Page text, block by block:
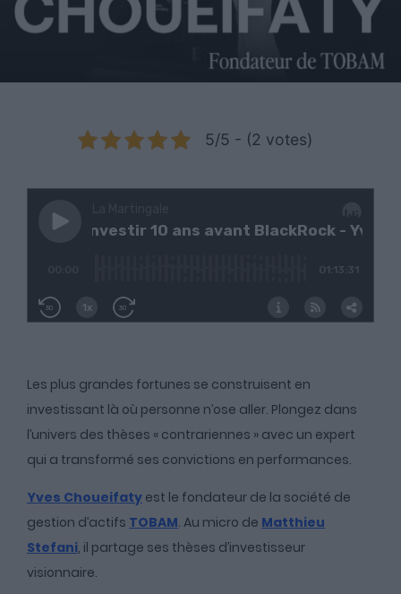
5/5 - (2 votes)
Les plus grandes fortunes se construisent en
investissant là où personne n’ose aller. Plongez dans
l’univers des thèses « contrariennes » avec un expert
qui a transformé ses convictions en performances.
Yves Choueifaty est le fondateur de la société de
gestion d’actifs TOBAM. Au micro de Matthieu
Stefani, il partage ses thèses d’investisseur
visionnaire.